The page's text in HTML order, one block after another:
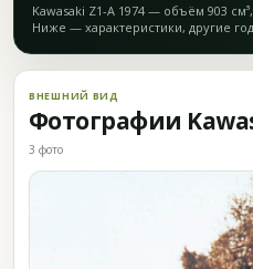
Kawasaki Z1-A 1974 — объём 903
Ниже — характеристики, другие
ВНЕШНИЙ ВИД
Фотографии
3 фото